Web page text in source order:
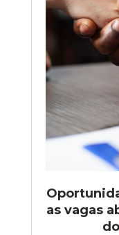
as vagas